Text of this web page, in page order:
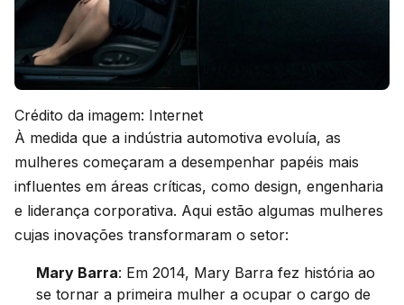
Crédito da imagem: Internet
À medida que a indústria automotiva evoluía, as
mulheres começaram a desempenhar papéis mais
influentes em áreas críticas, como design, engenharia
e liderança corporativa. Aqui estão algumas mulheres
cujas inovações transformaram o setor:
Mary Barra: Em 2014, Mary Barra fez história ao
se tornar a primeira mulher a ocupar o cargo de